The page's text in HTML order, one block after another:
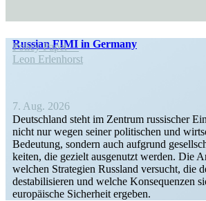
Russian FIMI in Germany
Policy Paper
Leon Erlen­horst
7. Aug. 2026
Deutschland steht im Zentrum russi­scher
nicht nur wegen seiner politi­schen und
Bedeutung, sondern auch aufgrund
keiten, die gezielt ausge­nutzt werden. Die
welchen Strategien Russland versucht, die
desta­bi­li­sieren und welche Konse­quenzen
europäische Sicherheit ergeben.